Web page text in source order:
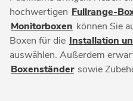
hochwertigen Fullrange-
Monitorboxen können Sie
Boxen für die Installation
auswählen. Außerdem
Boxenständer sowie